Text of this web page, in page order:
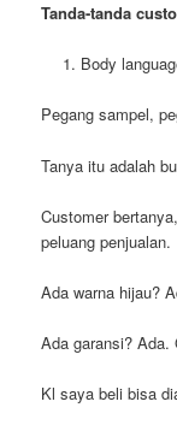
Tanda-tanda
Body
Pegang sampel,
Tanya itu adalah
Customer
peluang penjualan.
Ada warna hijau?
Ada garansi?
Kl saya beli bisa